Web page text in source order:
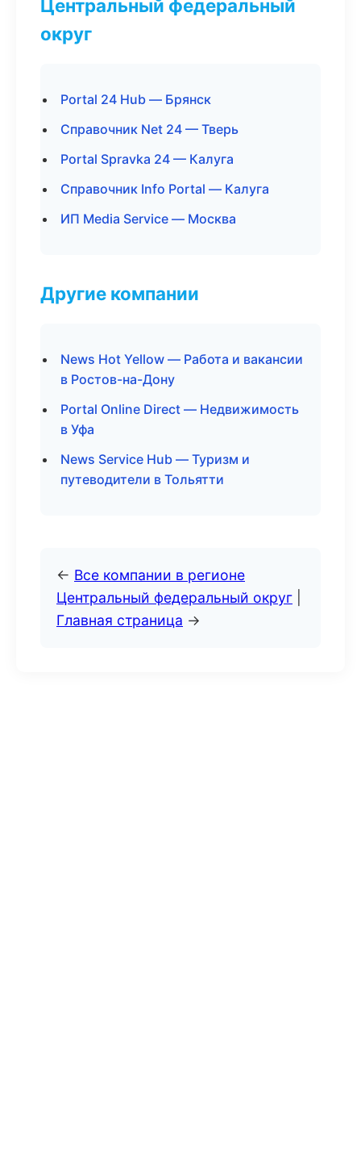
Центральный федеральный
округ
Portal 24 Hub — Брянск
Справочник Net 24 — Тверь
Portal Spravka 24 — Калуга
Справочник Info Portal — Калуга
ИП Media Service — Москва
Другие компании
News Hot Yellow — Работа и вакансии
в Ростов-на-Дону
Portal Online Direct — Недвижимость
в Уфа
News Service Hub — Туризм и
путеводители в Тольятти
← Все компании в регионе
Центральный федеральный округ
Главная страница →